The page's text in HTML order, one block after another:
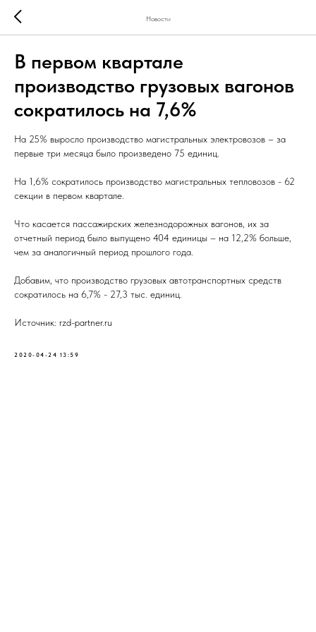
Новости
В первом квартале
производство грузовых вагонов
сократилось на 7,6%
На 25% выросло производство магистральных электровозов – за
первые три месяца было произведено 75 единиц.
На 1,6% сократилось производство магистральных тепловозов - 62
секции в первом квартале.
Что касается пассажирских железнодорожных вагонов, их за
отчетный период было выпущено 404 единицы – на 12,2% больше,
чем за аналогичный период прошлого года.
Добавим, что производство грузовых автотранспортных средств
сократилось на 6,7% - 27,3 тыс. единиц.
Источник: rzd-partner.ru
2020-04-24 13:59